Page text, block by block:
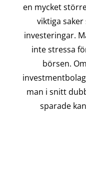
en mycket
viktiga
investeringar.
inte stressa
börsen.
man i snitt
sparade